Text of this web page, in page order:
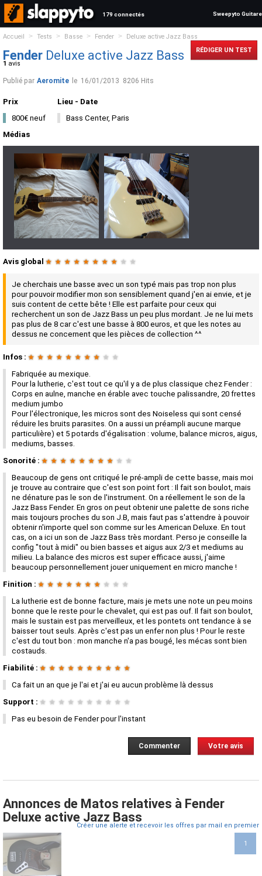
179 connectés Sweepyto Guitare
Accueil > Tests > Basse > Fender > Deluxe active Jazz Bass
Fender Deluxe active Jazz Bass
1 avis
RÉDIGER UN TEST
Publié par Aeromite le 16/01/2013 8206 Hits
Prix
800€ neuf
Lieu - Date
Bass Center, Paris
Médias
Avis global ★ ★ ★ ★ ★ ★ ★ ★ ★ ★
Je cherchais une basse avec un son typé mais pas trop non plus
pour pouvoir modifier mon son sensiblement quand j'en ai envie, et je
suis content de cette bête ! Elle est parfaite pour ceux qui
recherchent un son de Jazz Bass un peu plus mordant. Je ne lui mets
pas plus de 8 car c'est une basse à 800 euros, et que les notes au
dessus ne concernent que les pièces de collection ^^
Infos : ★ ★ ★ ★ ★ ★ ★ ★ ★ ★
Fabriquée au mexique.
Pour la lutherie, c'est tout ce qu'il y a de plus classique chez Fender :
Corps en aulne, manche en érable avec touche palissandre, 20 frettes
medium jumbo
Pour l'électronique, les micros sont des Noiseless qui sont censé
réduire les bruits parasites. On a aussi un préampli aucune marque
particulière) et 5 potards d'égalisation : volume, balance micros, aigus,
mediums, basses.
Sonorité : ★ ★ ★ ★ ★ ★ ★ ★ ★ ★
Beaucoup de gens ont critiqué le pré-ampli de cette basse, mais moi
je trouve au contraire que c'est son point fort : Il fait son boulot, mais
ne dénature pas le son de l'instrument. On a réellement le son de la
Jazz Bass Fender. En gros on peut obtenir une palette de sons riche
mais toujours proches du son J.B, mais faut pas s'attendre à pouvoir
obtenir n'importe quel son comme sur les American Deluxe. En tout
cas, on a ici un son de Jazz Bass très mordant. Perso je conseille la
config "tout à midi" ou bien basses et aigus aux 2/3 et mediums au
milieu. La balance des micros est super efficace aussi, j'aime
beaucoup personnellement jouer uniquement en micro manche !
Finition : ★ ★ ★ ★ ★ ★ ★ ★ ★ ★
La lutherie est de bonne facture, mais je mets une note un peu moins
bonne que le reste pour le chevalet, qui est pas ouf. Il fait son boulot,
mais le sustain est pas merveilleux, et les pontets ont tendance à se
baisser tout seuls. Après c'est pas un enfer non plus ! Pour le reste
c'est du tout bon : mon manche n'a pas bougé, les mécas sont bien
costauds.
Fiabilité : ★ ★ ★ ★ ★ ★ ★ ★ ★ ★
Ca fait un an que je l'ai et j'ai eu aucun problème là dessus
Support : ★ ★ ★ ★ ★ ★ ★ ★ ★ ★
Pas eu besoin de Fender pour l'instant
Commenter Votre avis
Annonces de Matos relatives à Fender
Deluxe active Jazz Bass
Créer une alerte et recevoir les offres par mail en premier
1